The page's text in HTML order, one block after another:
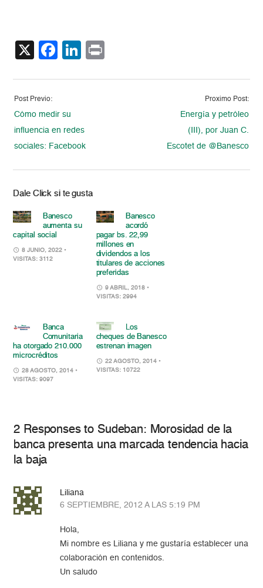
X Facebook
LinkedIn
Post Previo:
Cómo medir su
influencia en redes
sociales: Facebook
Proximo Post:
Energía y petróleo
(III), por Juan C.
Escotet de @Banesco
Dale Click si te gusta
Banesco
aumenta su
capital social
8 JUNIO, 2022 •
VISITAS: 3112
Banesco
acordó
pagar bs. 22,99
millones en
dividendos a los
titulares de acciones
preferidas
9 ABRIL, 2018 •
VISITAS: 2994
Banca
Comunitaria
ha otorgado 210.000
microcréditos
28 AGOSTO, 2014 •
VISITAS: 9097
Los
cheques de Banesco
estrenan imagen
22 AGOSTO, 2014 •
VISITAS: 10722
2 Responses to Sudeban: Morosidad de la
banca presenta una marcada tendencia hacia
la baja
Liliana
6 SEPTIEMBRE, 2012 A LAS 5:19 PM
Hola,
Mi nombre es Liliana y me gustaría establecer una
colaboración en contenidos.
Un saludo